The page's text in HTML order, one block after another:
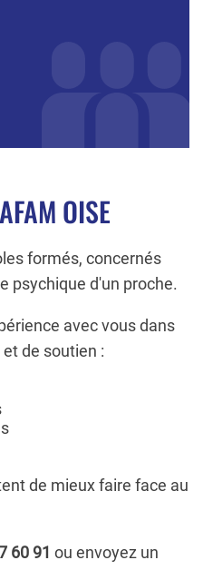
OISE
formés, concernés
psychique d'un proche.
avec vous dans
de soutien :
de mieux faire face au
60 91 ou envoyez un